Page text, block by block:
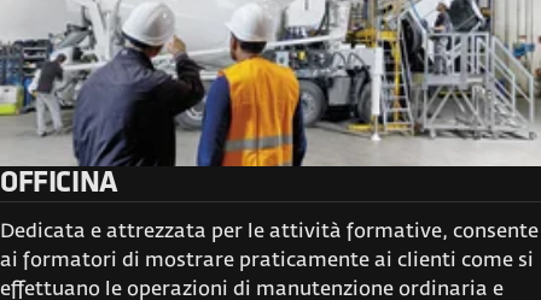
OFFICINA
Dedicata e attrezzata per le attività formative, consente
ai formatori di mostrare praticamente ai clienti come si
effettuano le operazioni di manutenzione ordinaria e